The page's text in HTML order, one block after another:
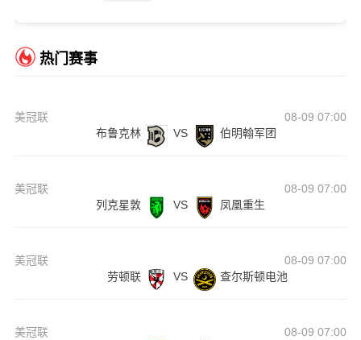
热门赛事
美冠联
08-09 07:00
布鲁克林
VS 伯明翰军团
美冠联
08-09 07:00
列克星敦
VS 凤凰重生
美冠联
08-09 07:00
劳顿联
VS 查尔斯顿电池
美冠联
08-09 07:00